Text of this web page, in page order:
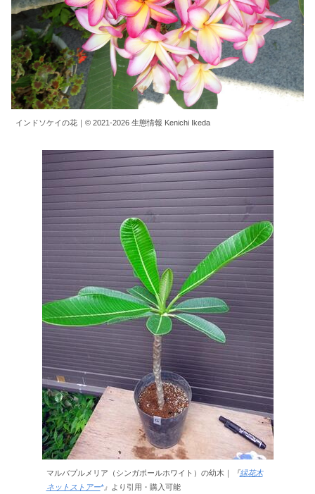
インドソケイの花｜© 2021-2026 生態情報 Kenichi Ikeda
マルバプルメリア（シンガポールホワイト）の幼木｜ 『緑花木
ネットストアー 』 より引用・購入可能